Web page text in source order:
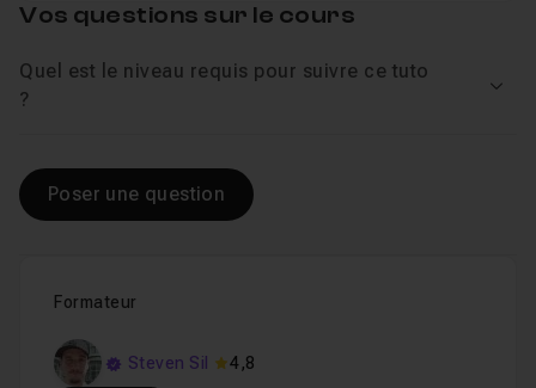
Formateur
Steven Sil 4,8
Vos questions sur le cours
Quel est le niveau requis pour suivre ce tuto
?
Poser une question